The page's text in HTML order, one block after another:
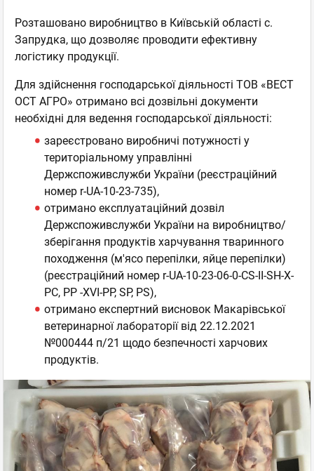
Розташовано виробництво в Київській області с.
Запрудка, що дозволяє проводити ефективну
логістику продукції.
Для здійснення господарської діяльності ТОВ «ВЕСТ
ОСТ АГРО» отримано всі дозвільні документи
необхідні для ведення господарської діяльності:
зареєстровано виробничі потужності у
територіальному управлінні
Держспоживслужби України (реєстраційний
номер r-UA-10-23-735),
отримано експлуатаційний дозвіл
Держспоживслужби України на виробництво/
зберігання продуктів харчування тваринного
походження (м'ясо перепілки, яйце перепілки)
(реєстраційний номер r-UA-10-23-06-0-СS-II-SH-X-
PC, PP -XVI-PP, SP, PS),
отримано експертний висновок Макарівської
ветеринарної лабораторії від 22.12.2021
№000444 п/21 щодо безпечності харчових
продуктів.